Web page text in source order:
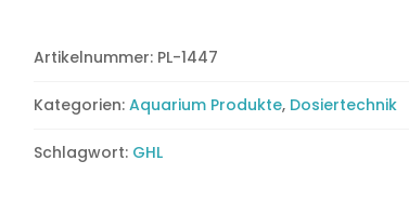
Menge
Artikelnummer: PL-1447
Kategorien: Aquarium Produkte, Dosiertechnik
Schlagwort: GHL